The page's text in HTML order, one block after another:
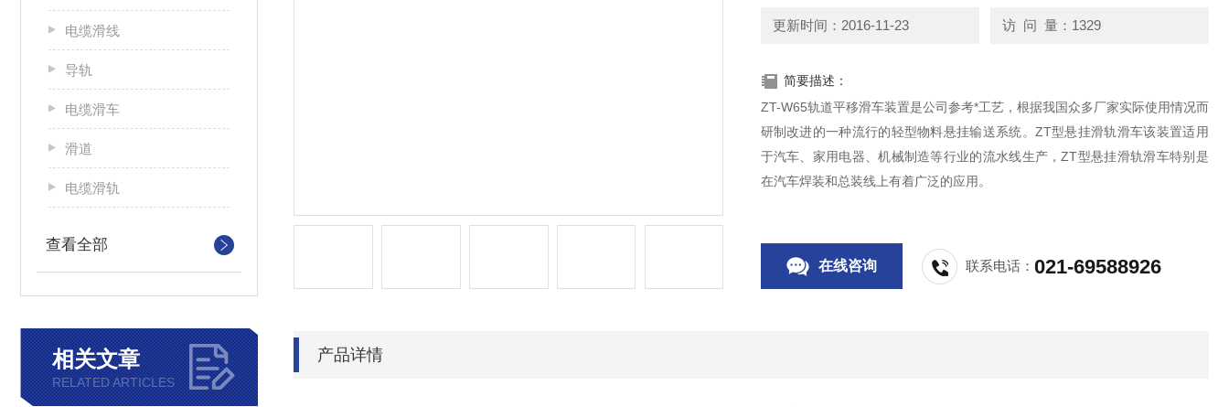
电缆滑线
导轨
电缆滑车
滑道
电缆滑轨
查看全部
相关文章
RELATED ARTICLES
更新时间：2016-11-23 访 问 量：1329
简要描述：
ZT-W65轨道平移滑车装置是公司参考*工艺，根据我国众多厂家实际使用情况而
研制改进的一种流行的轻型物料悬挂输送系统。ZT型悬挂滑轨滑车该装置适用
于汽车、家用电器、机械制造等行业的流水线生产，ZT型悬挂滑轨滑车特别是
在汽车焊装和总装线上有着广泛的应用。
在线咨询 联系电话：021-69588926
产品详情